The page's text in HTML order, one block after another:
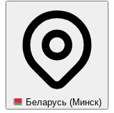
Беларусь (Минск)